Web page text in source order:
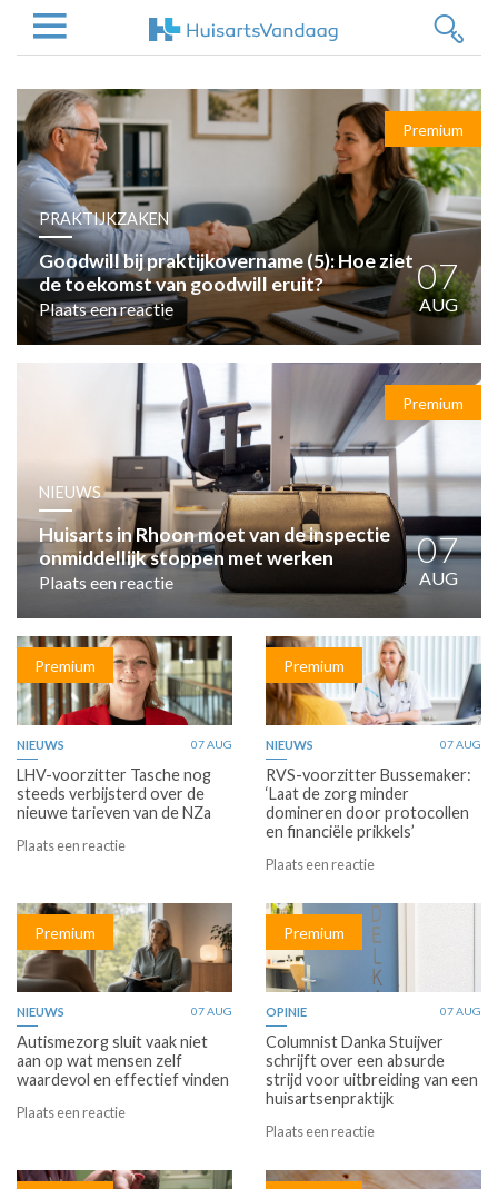
NIEUWS
OVERHEID
WETENSCHAP
ZORGVERZEKERAARS
ICT
NASCHOLINGEN
DOSSIER
ENQUÊTES
NHG
LHV
OPINIE
HUISARTSENPOST
PRAKTIJKZAKEN
TARIEVEN
VPHUISARTSEN
MEDISCHE VAKHANDEL
INLOGGEN
REGISTRATIE
Premium
PRAKTIJKZAKEN
Goodwill bij praktijkovername (5): Hoe ziet
de toekomst van goodwill eruit?
Plaats een reactie
07
AUG
Premium
NIEUWS
Huisarts in Rhoon moet van de inspectie
onmiddellijk stoppen met werken
Plaats een reactie
07
AUG
Premium
NIEUWS 07 AUG
LHV-voorzitter Tasche nog
steeds verbijsterd over de
nieuwe tarieven van de NZa
Plaats een reactie
Premium
NIEUWS 07 AUG
RVS-voorzitter Bussemaker:
‘Laat de zorg minder
domineren door protocollen
en financiële prikkels’
Plaats een reactie
Premium
NIEUWS 07 AUG
Autismezorg sluit vaak niet
aan op wat mensen zelf
waardevol en effectief vinden
Plaats een reactie
Premium
OPINIE 07 AUG
Columnist Danka Stuijver
schrijft over een absurde
strijd voor uitbreiding van een
huisartsenpraktijk
Plaats een reactie